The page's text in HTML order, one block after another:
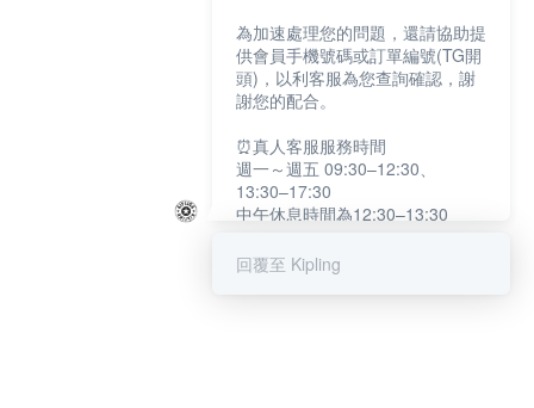
為加速處理您的問題，還請協助提
供會員手機號碼或訂單編號(TG開
頭)，以利客服為您查詢確認，謝
謝您的配合。
⏰真人客服服務時間
週一～週五 09:30–12:30、
13:30–17:30
中午休息時間為12:30–13:30
提醒您：系統會自動已讀訊息，如
回覆至 Kipling